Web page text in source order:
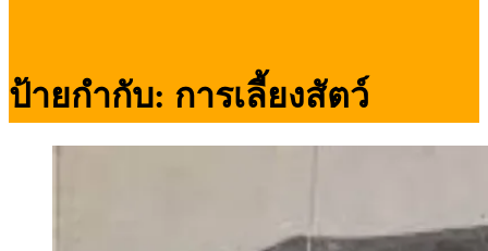
ป้ายกำกับ: การเลี้ยงสัตว์